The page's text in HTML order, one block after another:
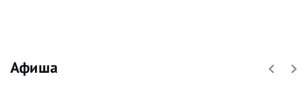
Афиша